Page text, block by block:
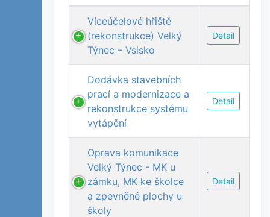
Víceúčelové hřiště
(rekonstrukce) Velký
Týnec – Vsisko
Detail
Dodávka stavebních
prací a modernizace a
rekonstrukce systému
vytápění
Detail
Oprava komunikace
Velký Týnec - MK u
zámku, MK ke školce
a zpevněné plochy u
školy
Detail